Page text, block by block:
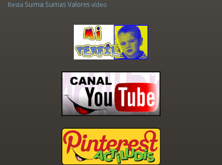
Resta Suma Sumas Valores vídeo